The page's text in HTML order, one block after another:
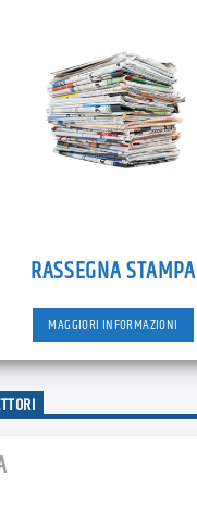
RASSEGNA STAMPA
MAGGIORI INFORMAZIONI